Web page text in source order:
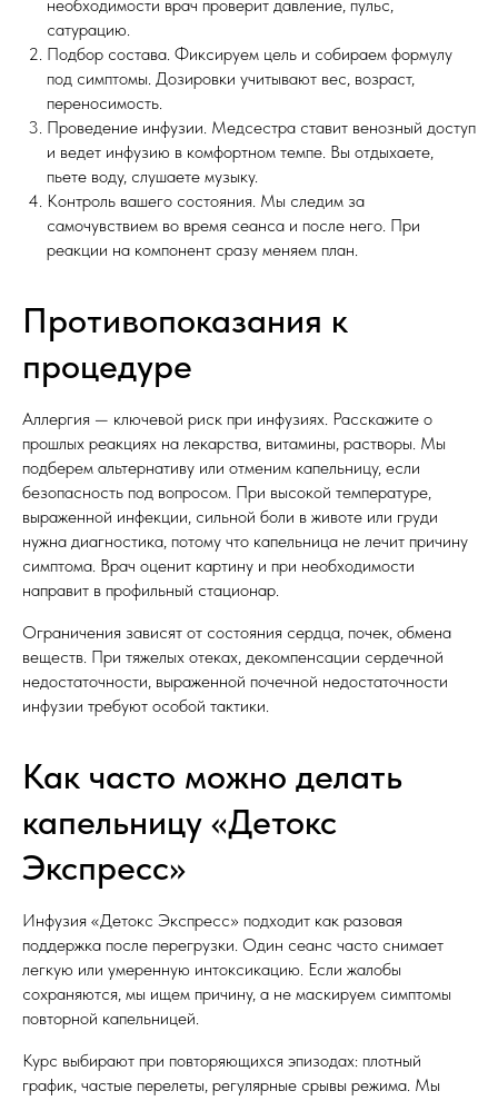
необходимости врач проверит давление, пульс,
сатурацию.
Подбор состава. Фиксируем цель и собираем формулу
под симптомы. Дозировки учитывают вес, возраст,
переносимость.
Проведение инфузии. Медсестра ставит венозный доступ
и ведет инфузию в комфортном темпе. Вы отдыхаете,
пьете воду, слушаете музыку.
Контроль вашего состояния. Мы следим за
самочувствием во время сеанса и после него. При
реакции на компонент сразу меняем план.
Противопоказания к
процедуре
Аллергия — ключевой риск при инфузиях. Расскажите о
прошлых реакциях на лекарства, витамины, растворы. Мы
подберем альтернативу или отменим капельницу, если
безопасность под вопросом. При высокой температуре,
выраженной инфекции, сильной боли в животе или груди
нужна диагностика, потому что капельница не лечит причину
симптома. Врач оценит картину и при необходимости
направит в профильный стационар.
Ограничения зависят от состояния сердца, почек, обмена
веществ. При тяжелых отеках, декомпенсации сердечной
недостаточности, выраженной почечной недостаточности
инфузии требуют особой тактики.
Как часто можно делать
капельницу «Детокс
Экспресс»
Инфузия «Детокс Экспресс» подходит как разовая
поддержка после перегрузки. Один сеанс часто снимает
легкую или умеренную интоксикацию. Если жалобы
сохраняются, мы ищем причину, а не маскируем симптомы
повторной капельницей.
Курс выбирают при повторяющихся эпизодах: плотный
график, частые перелеты, регулярные срывы режима. Мы